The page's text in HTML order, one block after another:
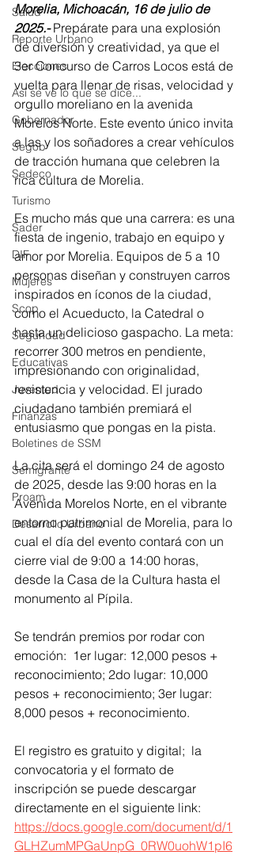
Salud
Reporte Urbano
Elecciones
Así se ve lo que se dice...
Gobernador
Segob
Sedeco
Turismo
Sader
DIF
Mujeres
Scop
Seguridad
Educativas
Juventud
Finanzas
Boletines de SSM
Semigrante
Proam
Desarrollo Urbano
Morelia, Michoacán, 16 de julio de
2025.- Prepárate para una explosión
de diversión y creatividad, ya que el
3er Concurso de Carros Locos está de
vuelta para llenar de risas, velocidad y
orgullo moreliano en la avenida
Morelos Norte. Este evento único invita
a las y los soñadores a crear vehículos
de tracción humana que celebren la
rica cultura de Morelia.
Es mucho más que una carrera: es una
fiesta de ingenio, trabajo en equipo y
amor por Morelia. Equipos de 5 a 10
personas diseñan y construyen carros
inspirados en íconos de la ciudad,
como el Acueducto, la Catedral o
hasta un delicioso gaspacho. La meta:
recorrer 300 metros en pendiente,
impresionando con originalidad,
resistencia y velocidad. El jurado
ciudadano también premiará el
entusiasmo que pongas en la pista.
La cita será el domingo 24 de agosto
de 2025, desde las 9:00 horas en la
Avenida Morelos Norte, en el vibrante
entorno patrimonial de Morelia, para lo
cual el día del evento contará con un
cierre vial de 9:00 a 14:00 horas,
desde la Casa de la Cultura hasta el
monumento al Pípila.
Se tendrán premios por rodar con
emoción:  1er lugar: 12,000 pesos +
reconocimiento; 2do lugar: 10,000
pesos + reconocimiento; 3er lugar:
8,000 pesos + reconocimiento.
El registro es gratuito y digital;  la
convocatoria y el formato de
inscripción se puede descargar
directamente en el siguiente link:
https://docs.google.com/document/d/1
GLHZumMPGaUnpG_0RW0uohW1pI6